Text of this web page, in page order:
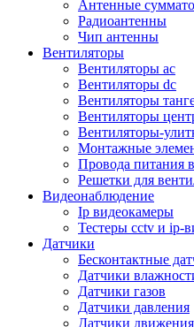
Антенные
Радиоантенны
Чип антенны
Вентиляторы
Вентиляторы ac
Вентиляторы dc
Вентиляторы
Вентиляторы
Вентиляторы-
Монтажные
Провода питания
Решетки для
Видеонаблюдение
Ip видеокамеры
Тестеры cctv и ip-
Датчики
Бесконтактные
Датчики
Датчики газов
Датчики давления
Датчики движения